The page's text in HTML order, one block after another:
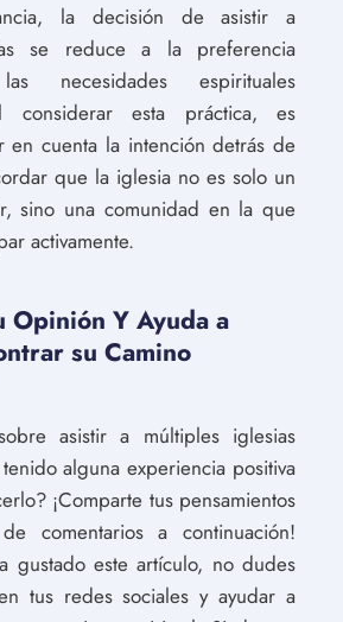
la decisión de asistir a
se reduce a la preferencia
necesidades espirituales
considerar esta práctica, es
en cuenta la intención detrás de
que la iglesia no es solo un
sino una comunidad en la que
activamente.
Opinión Y Ayuda a
su Camino
asistir a múltiples iglesias
alguna experiencia positiva
¡Comparte tus pensamientos
comentarios a continuación!
gustado este artículo, no dudes
tus redes sociales y ayudar a